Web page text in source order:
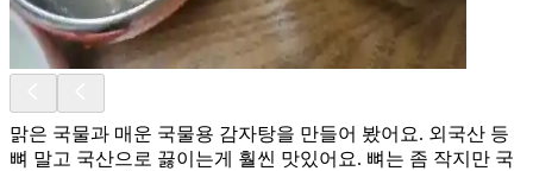
맑은 국물과 매운 국물용 감자탕을 만들어 봤어요. 외국산 등
뼈 말고 국산으로 끓이는게 훨씬 맛있어요. 뼈는 좀 작지만 국